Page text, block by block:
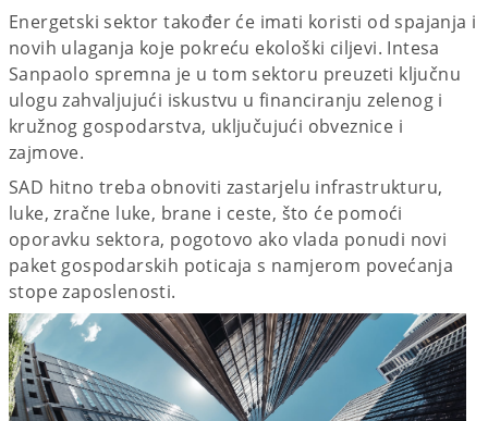
Energetski sektor također će imati koristi od spajanja i
novih ulaganja koje pokreću ekološki ciljevi. Intesa
Sanpaolo spremna je u tom sektoru preuzeti ključnu
ulogu zahvaljujući iskustvu u financiranju zelenog i
kružnog gospodarstva, uključujući obveznice i
zajmove.
SAD hitno treba obnoviti zastarjelu infrastrukturu,
luke, zračne luke, brane i ceste, što će pomoći
oporavku sektora, pogotovo ako vlada ponudi novi
paket gospodarskih poticaja s namjerom povećanja
stope zaposlenosti.